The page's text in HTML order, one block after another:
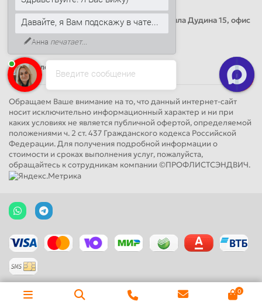
Офис продаж
Адрес: Россия, Санкт-Петербург, Михаила Дудина 15, офис
Круглосуточно
Обращаем Ваше внимание на то, что данный интернет-сайт
носит исключительно информационный характер и ни при
каких условиях не является публичной офертой, определяемой
положениями ч. 2 ст. 437 Гражданского кодекса Российской
Федерации. Для получения подробной информации о
стоимости и сроках выполнения услуг, пожалуйста,
обращайтесь к сотрудникам компании ©ПРОФЛИСТСЭНДВИЧ.
0
Введите сообщение
Давайте, я Вам подскажу в чате...
Анна печатает...